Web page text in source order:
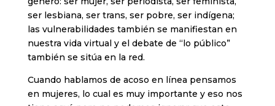
ser lesbiana, ser trans, ser pobre, ser indígena;
las vulnerabilidades también se manifiestan en
nuestra vida virtual y el debate de “lo público”
también se sitúa en la red.
Cuando hablamos de acoso en línea pensamos
en mujeres, lo cual es muy importante y eso nos